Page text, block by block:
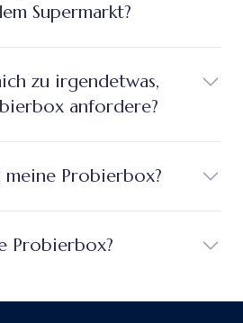
Supermarkt?
zu irgendetwas,
anfordere?
Probierbox?
Probierbox?